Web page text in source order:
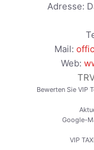
Adresse:
Mail:
Web:
Bewerten Sie VIP
Google-
VIP